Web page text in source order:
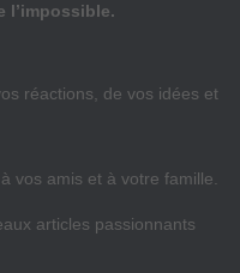
l’impossible.
réactions, de vos idées et
vos amis et à votre famille.
articles passionnants